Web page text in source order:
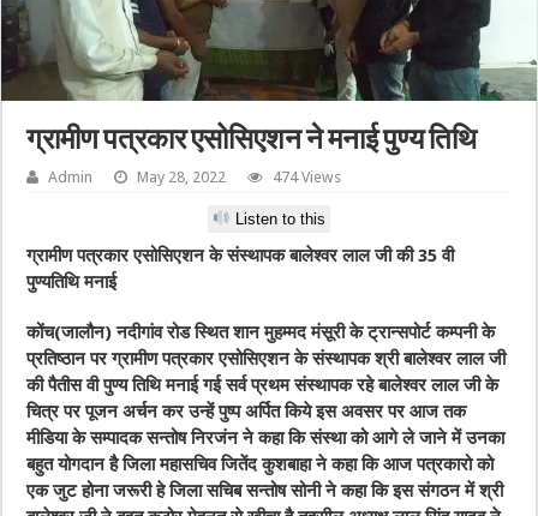
ग्रामीण पत्रकार एसोसिएशन ने मनाई पुण्य तिथि
Admin May 28, 2022 474 Views
Listen to this
ग्रामीण पत्रकार एसोसिएशन के संस्थापक बालेश्वर लाल जी की 35 वी
पुण्यतिथि मनाई
कोंच(जालौन) नदीगांव रोड स्थित शान मुहम्मद मंसूरी के ट्रान्सपोर्ट कम्पनी के
प्रतिष्ठान पर ग्रामीण पत्रकार एसोसिएशन के संस्थापक श्री बालेश्वर लाल जी
की पैतीस वी पुण्य तिथि मनाई गई सर्व प्रथम संस्थापक रहे बालेश्वर लाल जी के
चित्र पर पूजन अर्चन कर उन्हें पुष्प अर्पित किये इस अवसर पर आज तक
मीडिया के सम्पादक सन्तोष निरजंन ने कहा कि संस्था को आगे ले जाने में उनका
बहुत योगदान है जिला महासचिव जितेंद कुशबाहा ने कहा कि आज पत्रकारो को
एक जुट होना जरूरी हे जिला सचिब सन्तोष सोनी ने कहा कि इस संगठन में श्री